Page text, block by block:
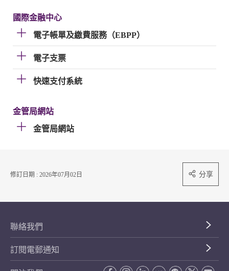
國際金融中心
電子帳單及繳費服務（EBPP）
電子支票
快速支付系統
金管局網站
金管局網站
修訂日期 : 2026年07月02日 分享
聯絡我們
訂閱電郵通知